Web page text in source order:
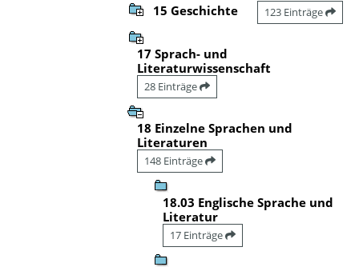
15 Geschichte 123 Einträge
17 Sprach- und
Literaturwissenschaft
28 Einträge
18 Einzelne Sprachen und
Literaturen
148 Einträge
18.03 Englische Sprache und
Literatur
17 Einträge